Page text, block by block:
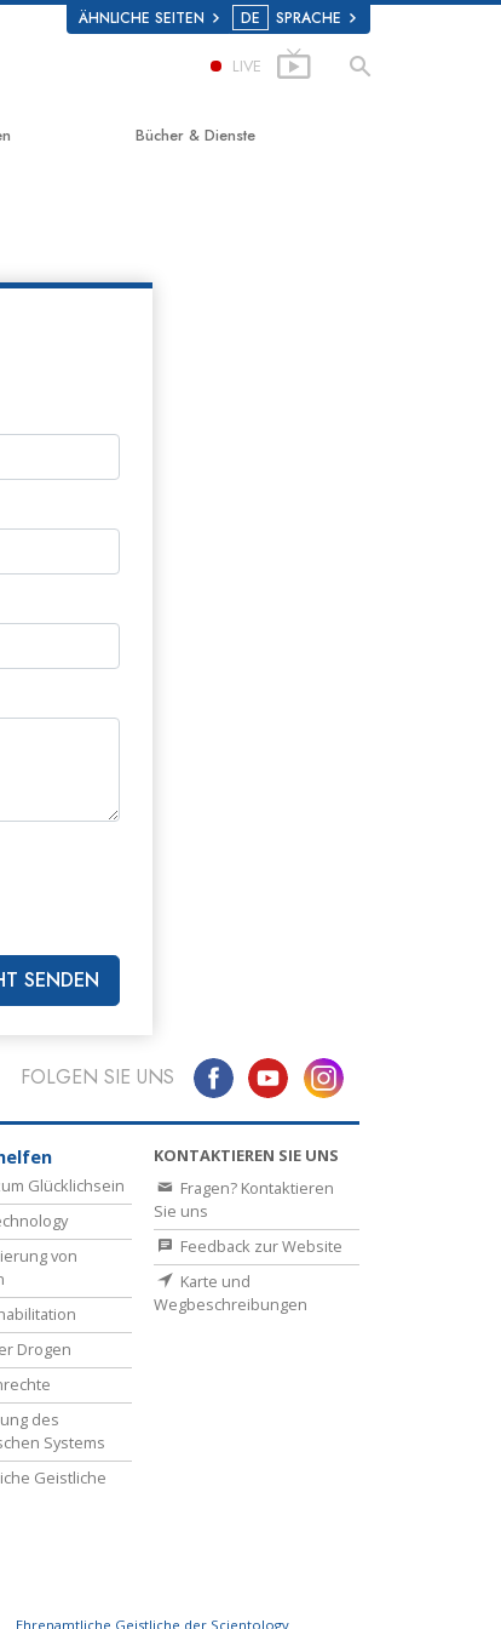
ÄHNLICHE SEITEN DE SPRACHE
LIVE
Rights (Vereint für
Bücher & Dienste
SENDEN
FOLGEN SIE UNS
Glücklichsein
von
Drogen
des
Systems
Geistliche
KONTAKTIEREN SIE UNS
Fragen? Kontaktieren
Sie uns
Feedback zur Website
Karte und
Wegbeschreibungen
Ehrenamtliche Geistliche der Scientology